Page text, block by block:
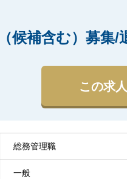
候補含む）募集
この求
総務管理職
一般